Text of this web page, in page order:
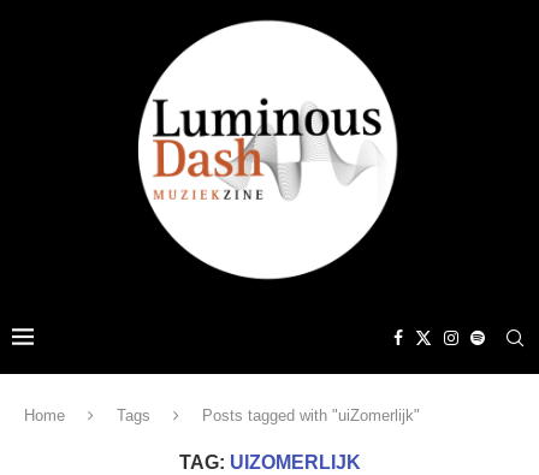
Home Tags Posts tagged with "uiZomerlijk"
TAG: UIZOMERLIJK